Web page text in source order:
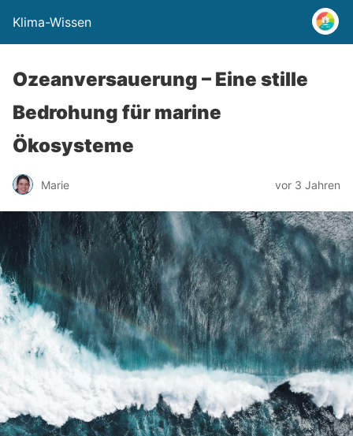
Klima-Wissen
Ozeanversauerung – Eine stille
Bedrohung für marine
Ökosysteme
Marie vor 3 Jahren